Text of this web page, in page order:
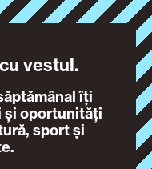
vestul.
îți
și oportunități
sport și